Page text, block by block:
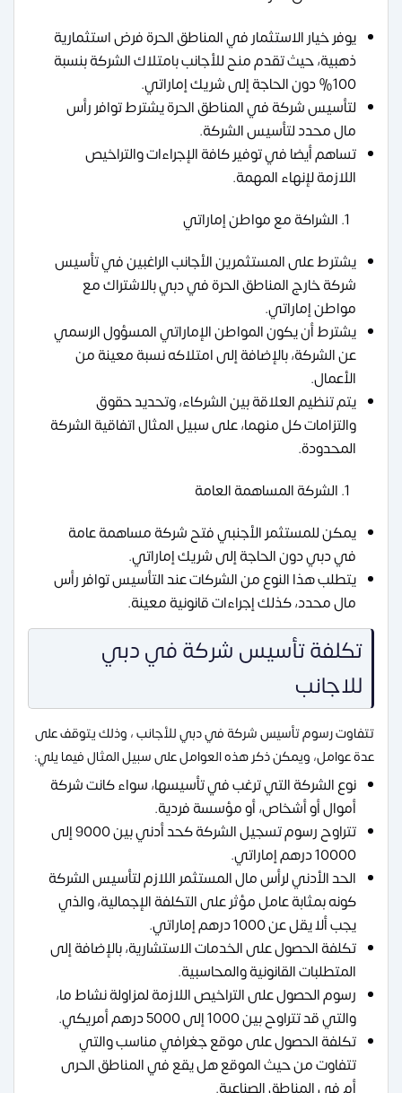
يوفر خيار الاستثمار في المناطق الحرة فرض استثمارية
ذهبية، حيث تقدم منح للأجانب بامتلاك الشركة بنسبة
100% دون الحاجة إلى شريك إماراتي.
لتأسيس شركة في المناطق الحرة يشترط توافر رأس
مال محدد لتأسيس الشركة.
تساهم أيضا في توفير كافة الإجراءات والتراخيص
اللازمة لإنهاء المهمة.
الشراكة مع مواطن إماراتي
يشترط على المستثمرين الأجانب الراغبين في تأسيس
شركة خارج المناطق الحرة في دبي بالاشتراك مع
مواطن إماراتي.
يشترط أن يكون المواطن الإماراتي المسؤول الرسمي
عن الشركة، بالإضافة إلى امتلاكه نسبة معينة من
الأعمال.
يتم تنظيم العلاقة بين الشركاء، وتحديد حقوق
والتزامات كل منهما، على سبيل المثال اتفاقية الشركة
المحدودة.
الشركة المساهمة العامة
يمكن للمستثمر الأجنبي فتح شركة مساهمة عامة
في دبي دون الحاجة إلى شريك إماراتي.
يتطلب هذا النوع من الشركات عند التأسيس توافر رأس
مال محدد، كذلك إجراءات قانونية معينة.
تكلفة تأسيس شركة في دبي
للاجانب
تتفاوت رسوم تأسيس شركة في دبي للأجانب ، وذلك يتوقف على
عدة عوامل، ويمكن ذكر هذه العوامل على سبيل المثال فيما يلي:
نوع الشركة التي ترغب في تأسيسها، سواء كانت شركة
أموال أو أشخاص، أو مؤسسة فردية.
تتراوح رسوم تسجيل الشركة كحد أدني بين 9000 إلى
10000 درهم إماراتي.
الحد الأدني لرأس مال المستثمر اللازم لتأسيس الشركة
كونه بمثابة عامل مؤثر على التكلفة الإجمالية، والذي
يجب ألا يقل عن 1000 درهم إماراتي.
تكلفة الحصول على الخدمات الاستشارية، بالإضافة إلى
المتطلبات القانونية والمحاسبية.
رسوم الحصول على التراخيص اللازمة لمزاولة نشاط ما،
والتي قد تتراوح بين 1000 إلى 5000 درهم أمريكي.
تكلفة الحصول على موقع جغرافي مناسب والتي
تتفاوت من حيث الموقع هل يقع في المناطق الحرى
أم في المناطق الصناعية.